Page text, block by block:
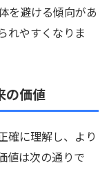
を避ける傾向があ
れやすくなりま
の価値
確に理解し、より
値は次の通りで